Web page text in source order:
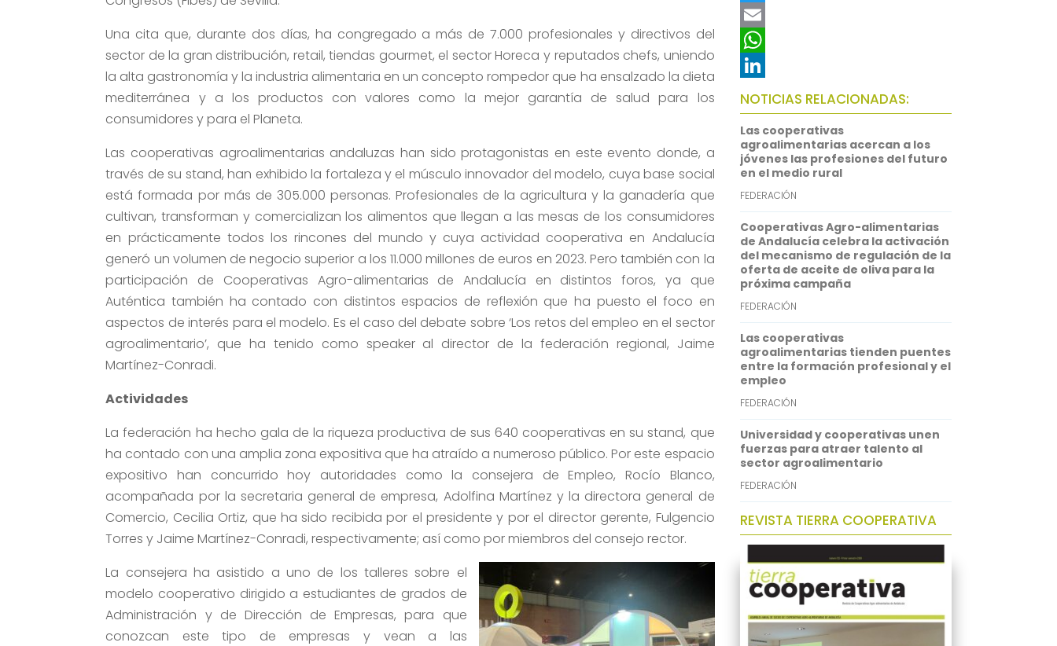
Una cita que, durante dos días, ha congregado a más de 7.000 profesionales y directivos del
sector de la gran distribución, retail, tiendas gourmet, el sector Horeca y reputados chefs, uniendo
la alta gastronomía y la industria alimentaria en un concepto rompedor que ha ensalzado la dieta
mediterránea y a los productos con valores como la mejor garantía de salud para los
consumidores y para el Planeta.
Las cooperativas agroalimentarias andaluzas han sido protagonistas en este evento donde, a
través de su stand, han exhibido la fortaleza y el músculo innovador del modelo, cuya base social
está formada por más de 305.000 personas. Profesionales de la agricultura y la ganadería que
cultivan, transforman y comercializan los alimentos que llegan a las mesas de los consumidores
en prácticamente todos los rincones del mundo y cuya actividad cooperativa en Andalucía
generó un volumen de negocio superior a los 11.000 millones de euros en 2023. Pero también con la
participación de Cooperativas Agro-alimentarias de Andalucía en distintos foros, ya que
Auténtica también ha contado con distintos espacios de reflexión que ha puesto el foco en
aspectos de interés para el modelo. Es el caso del debate sobre ‘Los retos del empleo en el sector
agroalimentario’, que ha tenido como speaker al director de la federación regional, Jaime
Martínez-Conradi.
Actividades
La federación ha hecho gala de la riqueza productiva de sus 640 cooperativas en su stand, que
ha contado con una amplia zona expositiva que ha atraído a numeroso público. Por este espacio
expositivo han concurrido hoy autoridades como la consejera de Empleo, Rocío Blanco,
acompañada por la secretaria general de empresa, Adolfina Martínez y la directora general de
Comercio, Cecilia Ortiz, que ha sido recibida por el presidente y por el director gerente, Fulgencio
Torres y Jaime Martínez-Conradi, respectivamente; así como por miembros del consejo rector.
La consejera ha asistido a uno de los talleres sobre el
modelo cooperativo dirigido a estudiantes de grados de
Administración y de Dirección de Empresas, para que
conozcan este tipo de empresas y vean a las
a
c
e
b
o
o
k
T
w
t
t
e
r
E
m
a
i
l
W
h
a
t
s
A
p
p
L
i
n
k
e
d
I
n
NOTICIAS RELACIONADAS:
Las cooperativas
agroalimentarias acercan a los
jóvenes las profesiones del futuro
en el medio rural
FEDERACIÓN
Cooperativas Agro-alimentarias
de Andalucía celebra la activación
del mecanismo de regulación de la
oferta de aceite de oliva para la
próxima campaña
FEDERACIÓN
Las cooperativas
agroalimentarias tienden puentes
entre la formación profesional y el
empleo
FEDERACIÓN
Universidad y cooperativas unen
fuerzas para atraer talento al
sector agroalimentario
FEDERACIÓN
REVISTA TIERRA COOPERATIVA